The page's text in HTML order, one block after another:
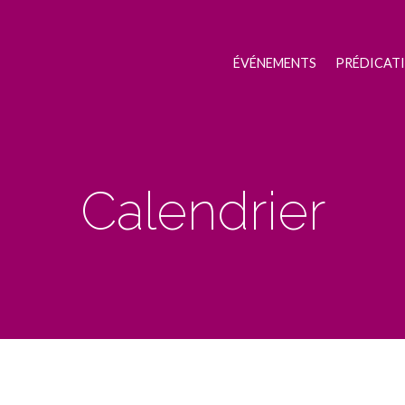
ÉVÉNEMENTS
Calendrier